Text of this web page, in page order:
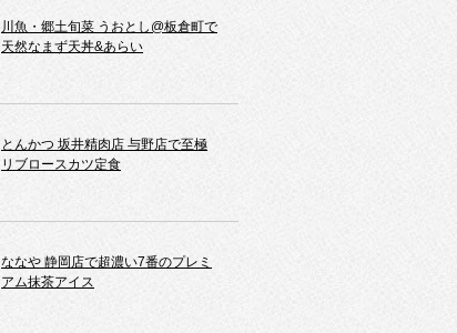
川魚・郷土旬菜 うおとし@板倉町で
天然なまず天丼&あらい
とんかつ 坂井精肉店 与野店で至極
リブロースカツ定食
ななや 静岡店で超濃い7番のプレミ
アム抹茶アイス